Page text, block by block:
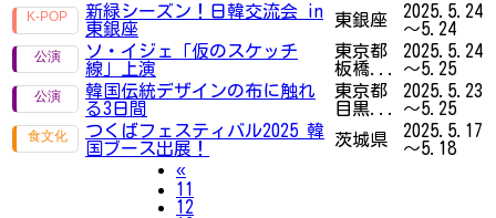
新緑シーズン！日韓交流会 in
東銀座
東銀座
2025.5.24
～5.24
ソ・イジェ「仮のスケッチ
線」上演
東京都
板橋...
2025.5.24
～5.25
韓国伝統デザインの布に触れ
る3日間
東京都
目黒...
2025.5.23
～5.25
つくばフェスティバル2025 韓
国ブース出展！
茨城県
2025.5.17
～5.18
«Previous
11
12